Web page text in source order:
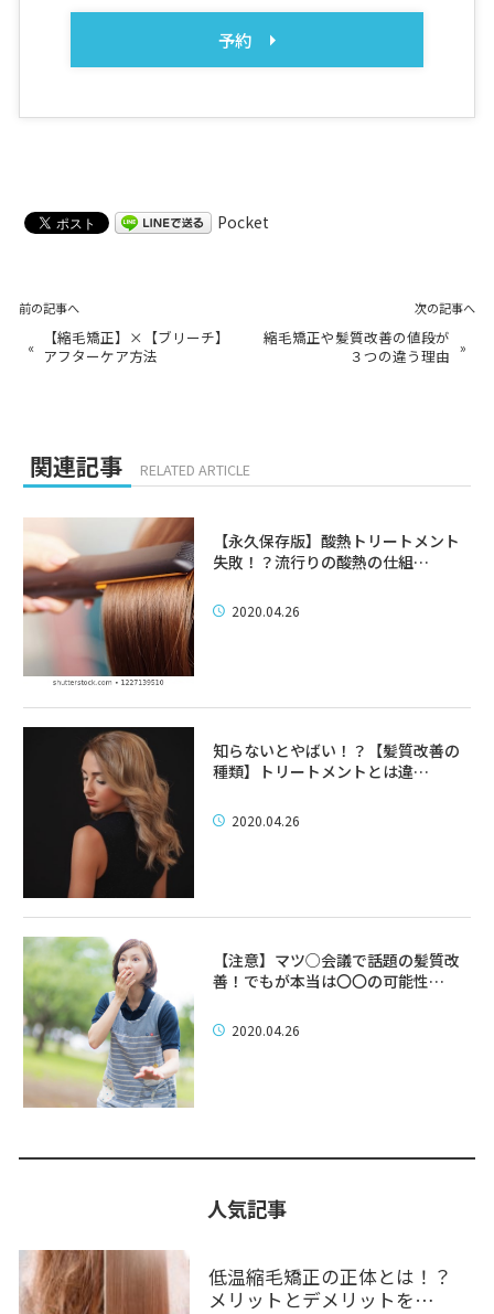
予約
Pocket
前の記事へ
«
【縮毛矯正】×【ブリーチ】
アフターケア方法
次の記事へ
縮毛矯正や髪質改善の値段が
３つの違う理由 »
関連記事 RELATED ARTICLE
【永久保存版】酸熱トリートメント
失敗！？流行りの酸熱の仕組…
2020.04.26
知らないとやばい！？【髪質改善の
種類】トリートメントとは違…
2020.04.26
【注意】マツ○会議で話題の髪質改
善！でもが本当は〇〇の可能性…
2020.04.26
人気記事
低温縮毛矯正の正体とは！？
メリットとデメリットを…